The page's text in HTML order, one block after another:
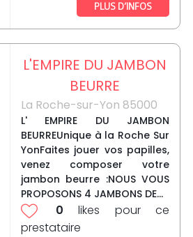
PLUS D’INFOS
L'EMPIRE DU JAMBON
BEURRE
La Roche-sur-Yon 85000
L' EMPIRE DU JAMBON
BEURREUnique à la Roche Sur
YonFaites jouer vos papilles,
venez composer votre
jambon beurre :NOUS VOUS
PROPOSONS 4 JAMBONS DE...
0 likes pour ce
prestataire